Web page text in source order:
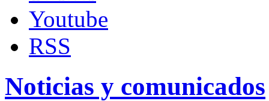
Youtube
RSS
Noticias y comunicados